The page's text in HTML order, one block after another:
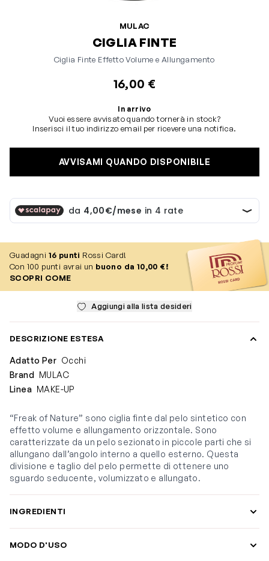
MULAC
CIGLIA FINTE
Ciglia Finte Effetto Volume e Allungamento
16,00 €
In arrivo
Vuoi essere avvisato quando tornerà in stock?
Inserisci il tuo indirizzo email per ricevere una notifica.
AVVISAMI QUANDO DISPONIBILE
Guadagni 16 punti Rossi Card!
Con 100 punti avrai un buono da 10,00 €!
SCOPRI COME
Aggiungi alla lista desideri
DESCRIZIONE ESTESA
Adatto Per Occhi
Brand MULAC
Linea MAKE-UP
“Freak of Nature” sono ciglia finte dal pelo sintetico con
effetto volume e allungamento orizzontale. Sono
caratterizzate da un pelo sezionato in piccole parti che si
allungano dall’angolo interno a quello esterno. Questa
divisione e taglio del pelo permette di ottenere uno
sguardo seducente, volumizzato e allungato.
INGREDIENTI
MODO D'USO